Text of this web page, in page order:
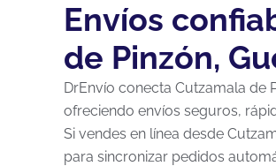
Envíos
de Pinzón,
DrEnvío conecta Cutzamala de
ofreciendo envíos seguros,
Si vendes en línea desde
para sincronizar pedidos